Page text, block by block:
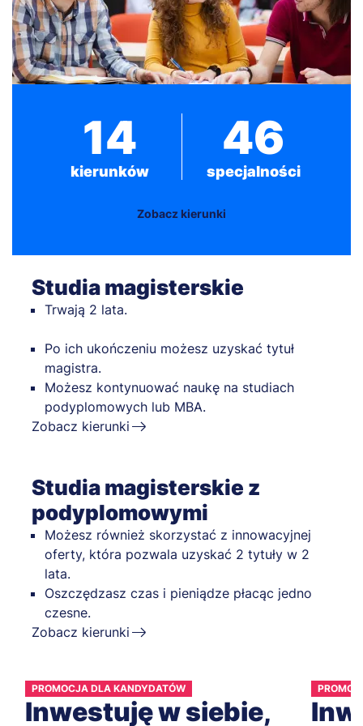
14
kierunków
46
specjalności
Zobacz kierunki
Studia magisterskie
Trwają 2 lata.
Po ich ukończeniu możesz uzyskać tytuł
magistra.
Możesz kontynuować naukę na studiach
podyplomowych lub MBA.
Zobacz kierunki
Studia magisterskie z
podyplomowymi
Możesz również skorzystać z innowacyjnej
oferty, która pozwala uzyskać 2 tytuły w 2
lata.
Oszczędzasz czas i pieniądze płacąc jedno
czesne.
Zobacz kierunki
PROMOCJA DLA KANDYDATÓW
Inwestuję w siebie,